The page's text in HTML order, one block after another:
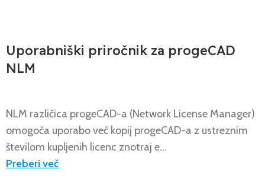
Uporabniški priročnik za progeCAD
NLM
NLM različica progeCAD-a (Network License Manager)
omogoča uporabo več kopij progeCAD-a z ustreznim
številom kupljenih licenc znotraj e...
Preberi več